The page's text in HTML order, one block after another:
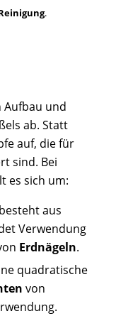
.
Aufbau und
ab. Statt
auf, die für
sind. Bei
es sich um:
aus
Verwendung
Erdnägeln.
quadratische
von